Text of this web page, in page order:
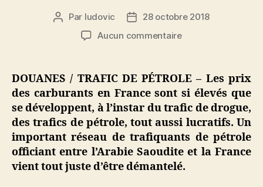
Auteur
l’article
Par ludovic
Date28 octobre 2018
Aucun commentairesur
pétrole
entre
l’Arabie
Saoudite
et
la
France
:
DOUANES / TRAFIC DE PÉTROLE – Les prix
des carburants en France sont si élevés que
se développent, à l’instar du trafic de drogue,
des trafics de pétrole, tout aussi lucratifs. Un
important réseau de trafiquants de pétrole
officiant entre l’Arabie Saoudite et la France
vient tout juste d’être démantelé.